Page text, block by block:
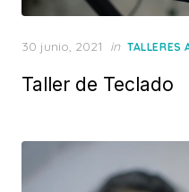
Posted
30 junio, 2021 in TALLERES
Taller de Teclado